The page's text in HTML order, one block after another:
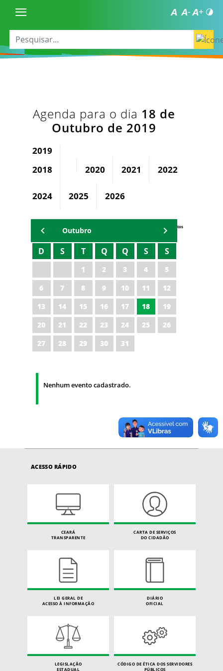
Agenda para o dia 18 de
Outubro de 2019
2019
2018
2020 2021 2022
2024 2025 2026
Eventos
Outubro
D S T Q Q S S
1 2 3 4
5
6
7 8 9 10 11
12
13
14 15 16 17 18
19
20
21 22 23 24 25
26
27
28 29 30 31
Nenhum evento cadastrado.
ACESSO RÁPIDO
CEARÁ
TRANSPARENTE
CARTA DE SERVIÇOS
DO CIDADÃO
LEI GERAL DE
ACESSO À INFORMAÇÃO
DIÁRIO
OFICIAL
LEGISLAÇÃO
ESTADUAL
CÓDIGO DE ÉTICA DOS SERVIDORES
PÚBLICOS